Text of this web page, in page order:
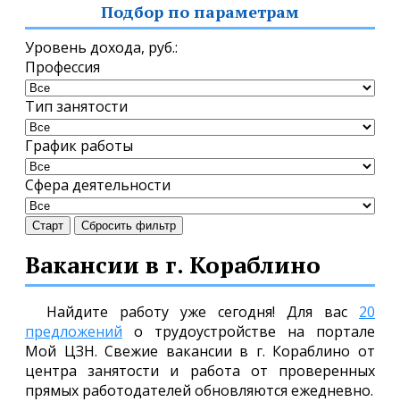
Подбор по параметрам
Уровень дохода, руб.:
Профессия
Тип занятости
График работы
Сфера деятельности
Старт Сбросить фильтр
Вакансии в г. Кораблино
Найдите работу уже сегодня! Для вас 20
предложений о трудоустройстве на портале
Мой ЦЗН. Свежие вакансии в г. Кораблино от
центра занятости и работа от проверенных
прямых работодателей обновляются ежедневно.